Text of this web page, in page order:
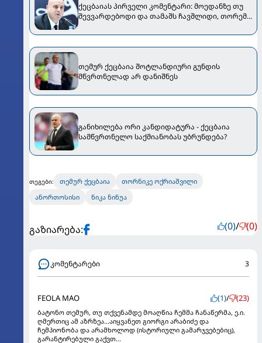
ქეცბაიას პირველი კომენტარი: მოედანზე თუ
შევვარდებოდი და თამაშს ჩავშლიდი, თორემ...
თემურ ქეცბაია შოტლანდიური გუნდის
მწვრთნელად არ დანიშნეს
განიხილება ორი კანდიდატურა - ქეცბაია
სამწვრთნელო საქმიანობას უბრუნდება?
თეგები: თემურ ქეცბაია
თორნიკე ოქრიაშვილი
ანორთოსისი
ნიკა ნინუა
გაზიარება: (0)/ (0)
კომენტარები 3
FEOLA MAO (1)/ (23)
ბატონო თემურ, თუ თქვენამდე მოაღწია ჩემმა ჩანაწერმა, ე.ი.
ღმერთიც ამ აზრზეა...აიყვანეთ გიორგი არაბიძე და
ჩემპიონობა და არამხოლოდ (ისტორიული გამარჯვებებიც),
გარანტირებული გაქვთ...